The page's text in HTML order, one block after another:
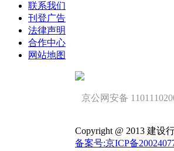
联系我们
刊登广告
法律声明
合作中心
网站地图
京公网安备
Copyright @ 2013 建设
备案号:京ICP备